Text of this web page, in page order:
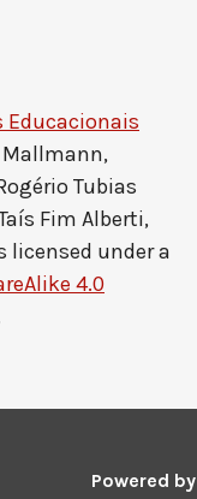
Educacionais
Mallmann,
Tubias
Fim Alberti,
licensed under a
4.0
Powered by